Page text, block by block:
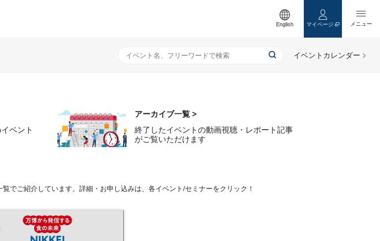
English マイページ
ベント
アーカイブ一覧 >
終了したイベントの動画視聴・レポート記事
がご覧いただけます
でご紹介しています。詳細・お申し込みは、各イベント/セミナーをクリック！